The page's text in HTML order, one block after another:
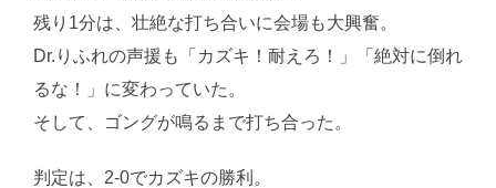
残り1分は、壮絶な打ち合いに会場も大興奮。
Dr.りふれの声援も「カズキ！耐えろ！」「絶対に倒れ
るな！」に変わっていた。
そして、ゴングが鳴るまで打ち合った。
判定は、2-0でカズキの勝利。